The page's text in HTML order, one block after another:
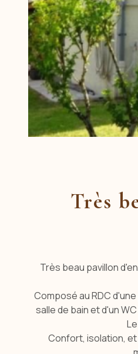
Très
Très beau pavillon
Composé au RDC
salle de bain et d'un
Confort, isolation,